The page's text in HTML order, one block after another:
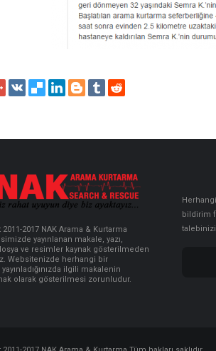
2017 NAK Arama & Kurtarma
yayınlanan makale, yazı,
ve resimler kaynak gösterilmeden
Websitenizde herhangi bir
ilgili makalenin
olarak gösterilmesi zorunludur.
bildirim
talebinizi